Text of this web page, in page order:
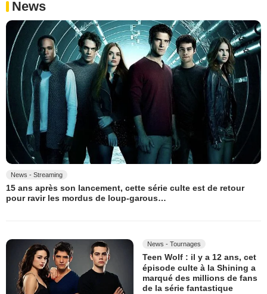
News
News - Streaming
15 ans après son lancement, cette série culte est de retour
pour ravir les mordus de loup-garous…
News - Tournages
Teen Wolf : il y a 12 ans, cet
épisode culte à la Shining a
marqué des millions de fans
de la série fantastique